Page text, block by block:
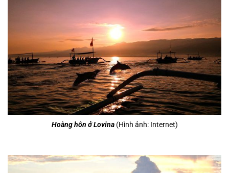
Hoàng hôn ở Lovina(Hình ảnh: Internet)